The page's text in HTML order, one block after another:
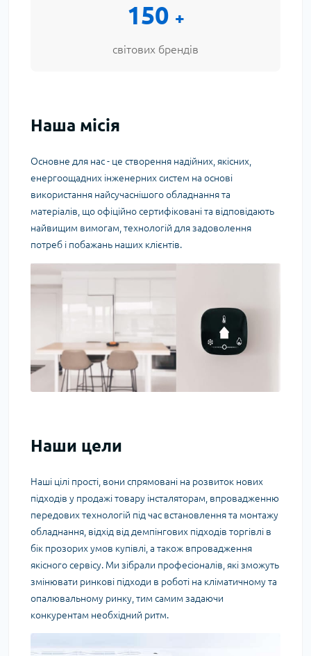
150 +
світових брендів
Наша місія
Основне для нас - це створення надійних, якісних,
енергоощадних інженерних систем на основі
використання найсучаснішого обладнання та
матеріалів, що офіційно сертифіковані та відповідають
найвищим вимогам, технологій для задоволення
потреб і побажань наших клієнтів.
Наши цели
Наші цілі прості, вони спрямовані на розвиток нових
підходів у продажі товару інсталяторам, впровадженню
передових технологій під час встановлення та монтажу
обладнання, відхід від демпінгових підходів торгівлі в
бік прозорих умов купівлі, а також впровадження
якісного сервісу. Ми зібрали професіоналів, які зможуть
змінювати ринкові підходи в роботі на кліматичному та
опалювальному ринку, тим самим задаючи
конкурентам необхідний ритм.